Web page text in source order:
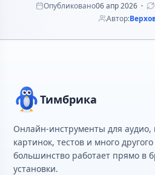
Опубликовано06 апр 2026
Автор:
Тимбрика
Онлайн-инструменты для аудио,
картинок, тестов и много
большинство работает прямо в
установки.